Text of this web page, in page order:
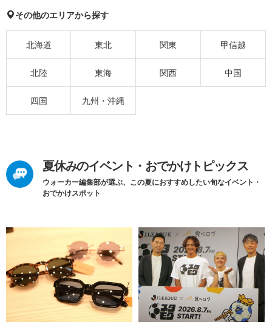
その他のエリアから探す
北海道 東北 関東 甲信越
北陸 東海 関西 中国
四国 九州・沖縄
夏休みのイベント・おでかけトピックス
ウォーカー編集部が選ぶ、この夏におすすめしたい旬なイベント・
おでかけスポット